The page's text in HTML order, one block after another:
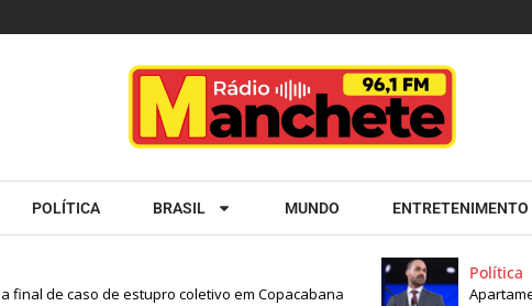
POLÍTICA BRASIL MUNDO ENTRETENIMENTO
de caso de estupro coletivo em Copacabana
Política
Apartamento